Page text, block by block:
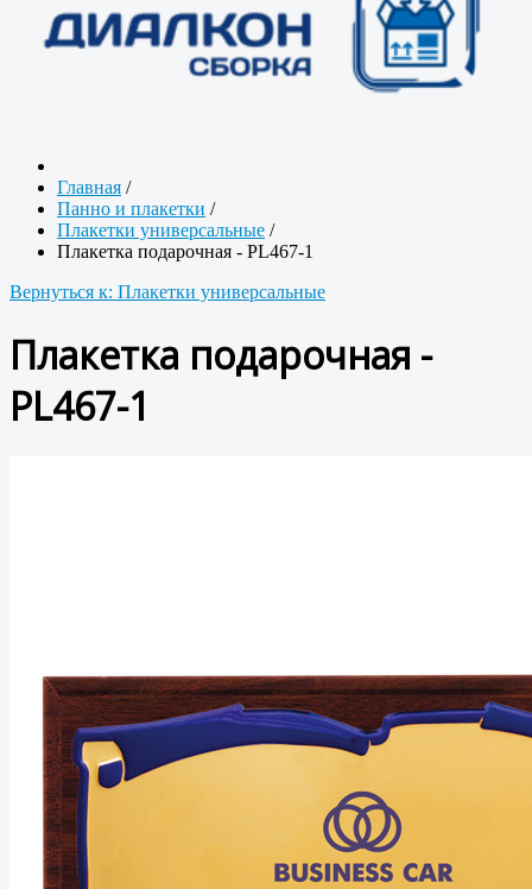
Главная /
Панно и плакетки /
Плакетки универсальные /
Плакетка подарочная - PL467-1
Вернуться к: Плакетки универсальные
Плакетка подарочная -
PL467-1